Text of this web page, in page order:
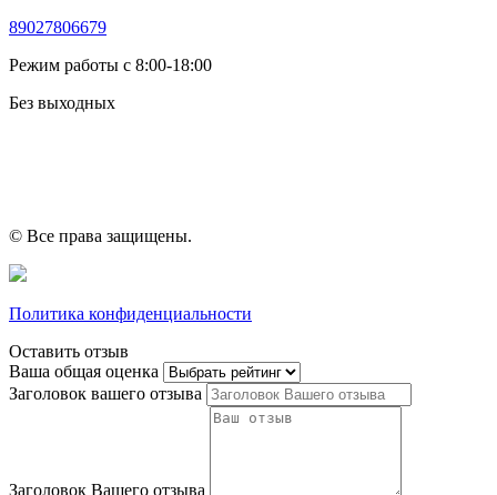
89027806679
Режим работы с 8:00-18:00
Без выходных
© Все права защищены.
Политика конфиденциальности
Оставить отзыв
Ваша общая оценка
Заголовок вашего отзыва
Заголовок Вашего отзыва